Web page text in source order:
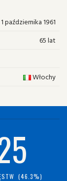
1 października 1961
65 lat
Włochy
(46.3%)